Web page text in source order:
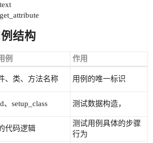
结构
例
作用
、类、方法名称 用例的唯一标识
、setup_class 测试数据构造，
代码逻辑
测试用例具体的步骤
行为